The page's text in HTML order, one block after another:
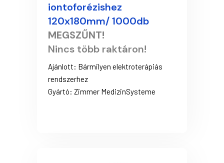
iontoforézishez
120x180mm/ 1000db
MEGSZŰNT!
Nincs több raktáron!
Ajánlott: Bármilyen elektroterápiás
rendszerhez
Gyártó: Zimmer MedizinSysteme